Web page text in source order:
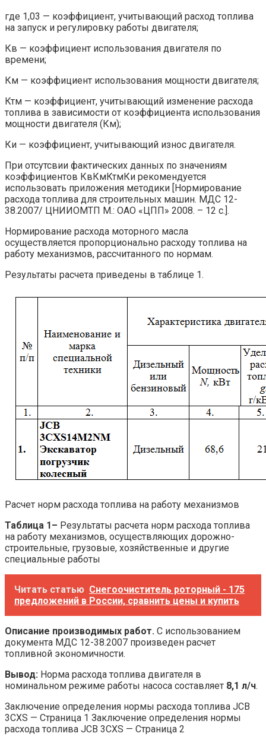
где 1,03 — коэффициент, учитывающий расход топлива
на запуск и регулировку работы двигателя;
Кв — коэффициент использования двигателя по
времени;
Км — коэффициент использования мощности двигателя;
Ктм — коэффициент, учитывающий изменение расхода
топлива в зависимости от коэффициента использования
мощности двигателя (Км);
Ки — коэффициент, учитывающий износ двигателя.
При отсутсвии фактических данных по значениям
коэффициентов КвКмКтмКи рекомендуется
использовать приложения методики [Нормирование
расхода топлива для строительных машин. МДС 12-
38.2007/ ЦНИИОМТП М.: ОАО «ЦПП» 2008. – 12 с.].
Нормирование расхода моторного масла
осуществляется пропорционально расходу топлива на
работу механизмов, рассчитанного по нормам.
Результаты расчета приведены в таблице 1.
Расчет норм расхода топлива на работу механизмов
Таблица 1– Результаты расчета норм расхода топлива
на работу механизмов, осуществляющих дорожно-
строительные, грузовые, хозяйственные и другие
специальные работы
Читать статью Снегоочиститель роторный - 175
предложений в России, сравнить цены и купить
Описание производимых работ. С использованием
документа МДС 12-38.2007 произведен расчет
топливной экономичности.
Вывод: Норма расхода топлива двигателя в
номинальном режиме работы насоса составляет 8,1 л/ч.
Заключение определения нормы расхода топлива JCB
3CXS — Страница 1 Заключение определения нормы
расхода топлива JCB 3CXS — Страница 2